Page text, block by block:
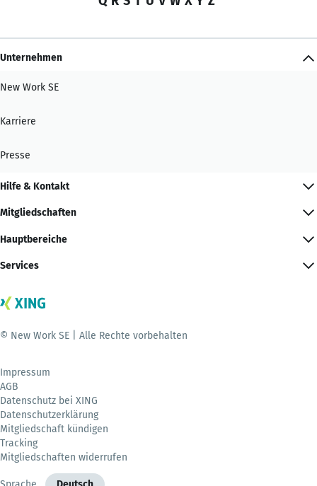
Unternehmen
New Work SE
Karriere
Presse
Hilfe & Kontakt
Mitgliedschaften
Hauptbereiche
Services
© New Work SE | Alle Rechte vorbehalten
Impressum
AGB
Datenschutz bei XING
Datenschutzerklärung
Mitgliedschaft kündigen
Tracking
Mitgliedschaften widerrufen